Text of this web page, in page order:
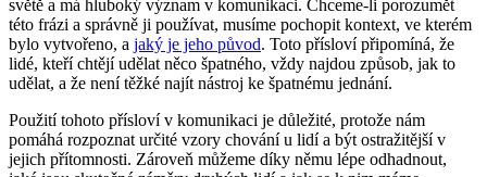
světě a má hluboký význam v komunikaci. Chceme-li porozumět
této frázi a správně ji používat, musíme pochopit kontext, ve kterém
bylo vytvořeno, a jaký je jeho původ. Toto přísloví připomíná, že
lidé, kteří chtějí udělat něco špatného, vždy najdou způsob, jak to
udělat, a že není těžké najít nástroj ke špatnému jednání.
Použití tohoto přísloví v komunikaci je důležité, protože nám
pomáhá rozpoznat určité vzory chování u lidí a být ostražitější v
jejich přítomnosti. Zároveň můžeme díky němu lépe odhadnout,